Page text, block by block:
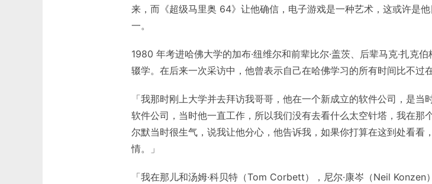
来，而《超级马里奥 64》让他确信，电子游戏是一种艺术，这或许是
一。
1980 年考进哈佛大学的加布·纽维尔和前辈比尔·盖茨、后辈马克·扎克
辍学。在后来一次采访中，他曾表示自己在哈佛学习的所有时间比不过
「我那时刚上大学并去拜访我哥哥，他在一个新成立的软件公司，是当
软件公司，当时他一直工作，所以我们没有去看什么太空针塔，我在那
尔默当时很生气，说我让他分心，他告诉我，如果你打算在这到处看看
情。」
「我在那儿和汤姆·科贝特（Tom Corbett），尼尔·康岑（Neil Konzen